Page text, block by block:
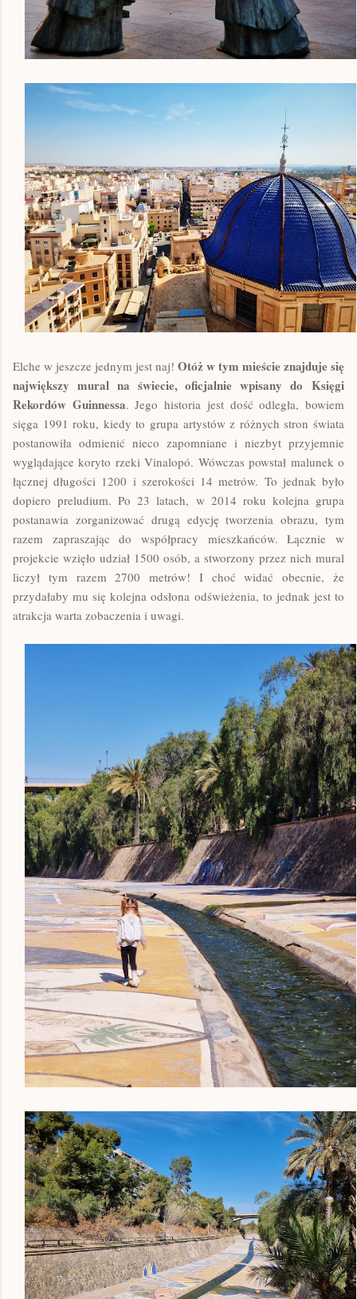
Elche w jeszcze jednym jest naj! Otóż w tym mieście znajduje się
największy mural na świecie, oficjalnie wpisany do Księgi
Rekordów Guinnessa. Jego historia jest dość odległa, bowiem
sięga 1991 roku, kiedy to grupa artystów z różnych stron świata
postanowiła odmienić nieco zapomniane i niezbyt przyjemnie
wyglądające koryto rzeki Vinalopó. Wówczas powstał malunek o
łącznej długości 1200 i szerokości 14 metrów. To jednak było
dopiero preludium. Po 23 latach, w 2014 roku kolejna grupa
postanawia zorganizować drugą edycję tworzenia obrazu, tym
razem zapraszając do współpracy mieszkańców. Łącznie w
projekcie wzięło udział 1500 osób, a stworzony przez nich mural
liczył tym razem 2700 metrów! I choć widać obecnie, że
przydałaby mu się kolejna odsłona odświeżenia, to jednak jest to
atrakcja warta zobaczenia i uwagi.